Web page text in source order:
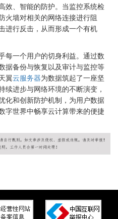
效、智能的防护。当监控系统检
火墙对相关的网络连接进行阻
进行反击，从而形成一个有机
每一个用户的切身利益。通过数
据备份与恢复以及审计与监控等
翼云服务器为数据筑起了一座坚
续进步与网络环境的不断演变，
化和创新防护机制，为用户数据
字世界中畅享云计算带来的便捷